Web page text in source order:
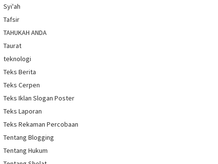
Syi'ah
Tafsir
TAHUKAH ANDA
Taurat
teknologi
Teks Berita
Teks Cerpen
Teks Iklan Slogan Poster
Teks Laporan
Teks Rekaman Percobaan
Tentang Blogging
Tentang Hukum